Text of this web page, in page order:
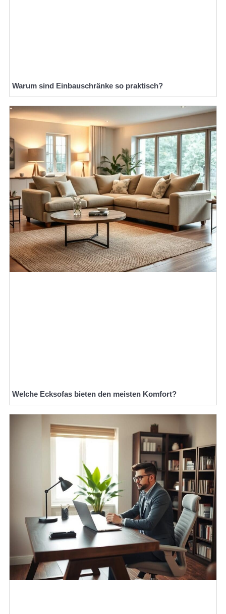
Warum sind Einbauschränke so praktisch?
Welche Ecksofas bieten den meisten Komfort?